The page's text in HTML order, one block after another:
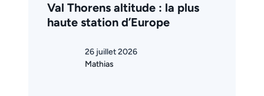
Val Thorens altitude : la plus
haute station d’Europe
26 juillet 2026
Mathias